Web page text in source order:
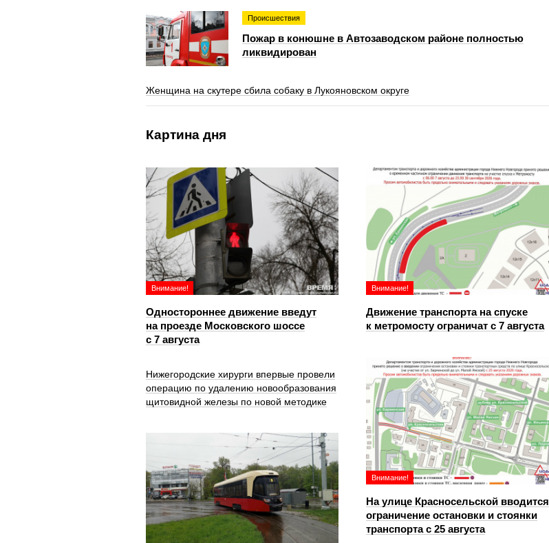
Происшествия
Пожар в конюшне в Автозаводском районе полностью
ликвидирован
Женщина на скутере сбила собаку в Лукояновском округе
Картина дня
Внимание!
Одностороннее движение введут
на проезде Московского шоссе
с 7 августа
Внимание!
Движение транспорта на спуске
к метромосту ограничат с 7 августа
Внимание!
На улице Красносельской вводится
ограничение остановки и стоянки
транспорта с 25 августа
Нижегородские хирурги впервые провели
операцию по удалению новообразования
щитовидной железы по новой методике